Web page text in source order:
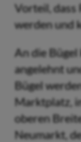
Vorteil,
werden und
An die
angelehnt
Bügel
Marktplatz,
oberen
Neumarkt,